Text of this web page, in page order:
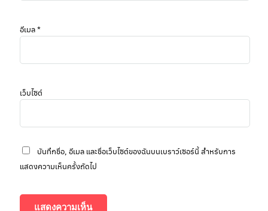
อีเมล*
เว็บไซต์
บันทึกชื่อ, อีเมล และชื่อเว็บไซต์ของฉันบนเบราว์เซอร์นี้ สำหรับการ
แสดงความเห็นครั้งถัดไป